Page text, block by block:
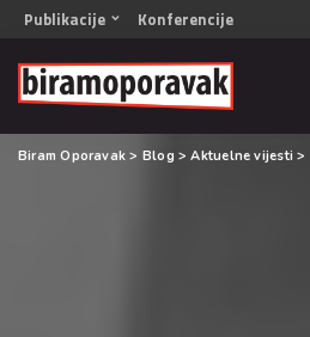
Publikacije
OPORAVAK- Naš zajednički cilj BiH/CG
OPORAVAK- Naš zajednički cilj SRB
RECOVERY- Our common goal ENG
OPORAVAK- Naš zajednički cilj 2
Konferencije
Biram Oporavak > Blog >Aktuelne vijesti >